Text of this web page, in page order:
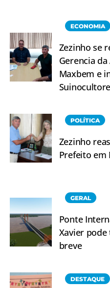
ECONOMIA
Zezinho se
Gerencia
Maxbem e
POLÍTICA
Zezinho
Prefeito em
GERAL
Ponte
Xavier
breve
DESTAQUE